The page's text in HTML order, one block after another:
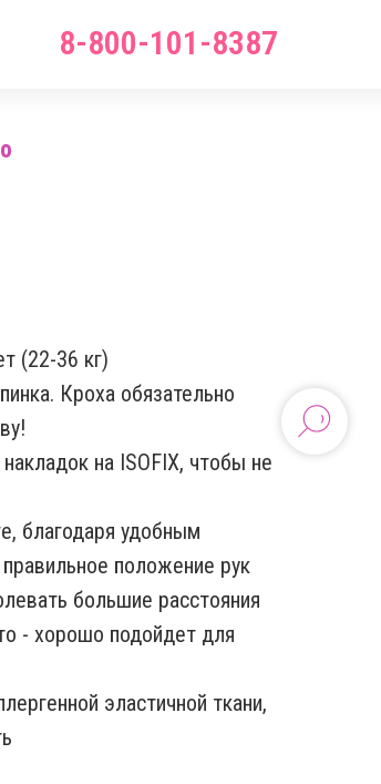
8-800-101-8387
(22-36 кг)
Кроха обязательно
на ISOFIX, чтобы не
благодаря удобным
положение рук
большие расстояния
- хорошо подойдет для
эластичной ткани,